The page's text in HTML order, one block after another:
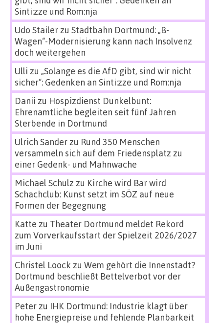
Sinti:zze und Rom:nja
Udo Stailerzu Stadtbahn Dortmund: „B-
Wagen“-Modernisierung kann nach Insolvenz
doch weitergehen
Ulli zu „Solange es die AfD gibt, sind wir nicht
sicher“: Gedenken an Sinti:zze und Rom:nja
Danii zu Hospizdienst Dunkelbunt:
Ehrenamtliche begleiten seit fünf Jahren
Sterbende in Dortmund
Ulrich Sanderzu Rund 350 Menschen
versammeln sich auf dem Friedensplatz zu
einer Gedenk- und Mahnwache
Michael Schulz zu Kirche wird Bar wird
Schachclub: Kunst setzt im SÖZ auf neue
Formen der Begegnung
Katte zu Theater Dortmund meldet Rekord
zum Vorverkaufsstart der Spielzeit 2026/2027
im Juni
Christel Loock zu Wem gehört die Innenstadt?
Dortmund beschließt Bettelverbot vor der
Außengastronomie
Peterzu IHK Dortmund: Industrie klagt über
hohe Energiepreise und fehlende Planbarkeit